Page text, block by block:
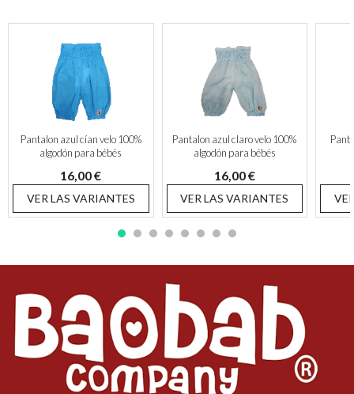
Pantalon azul cían velo 100%
algodón para bébés
16,00 €
VER LAS VARIANTES
Pantalon azul claro velo 100%
algodón para bébés
16,00 €
VER LAS VARIANTES